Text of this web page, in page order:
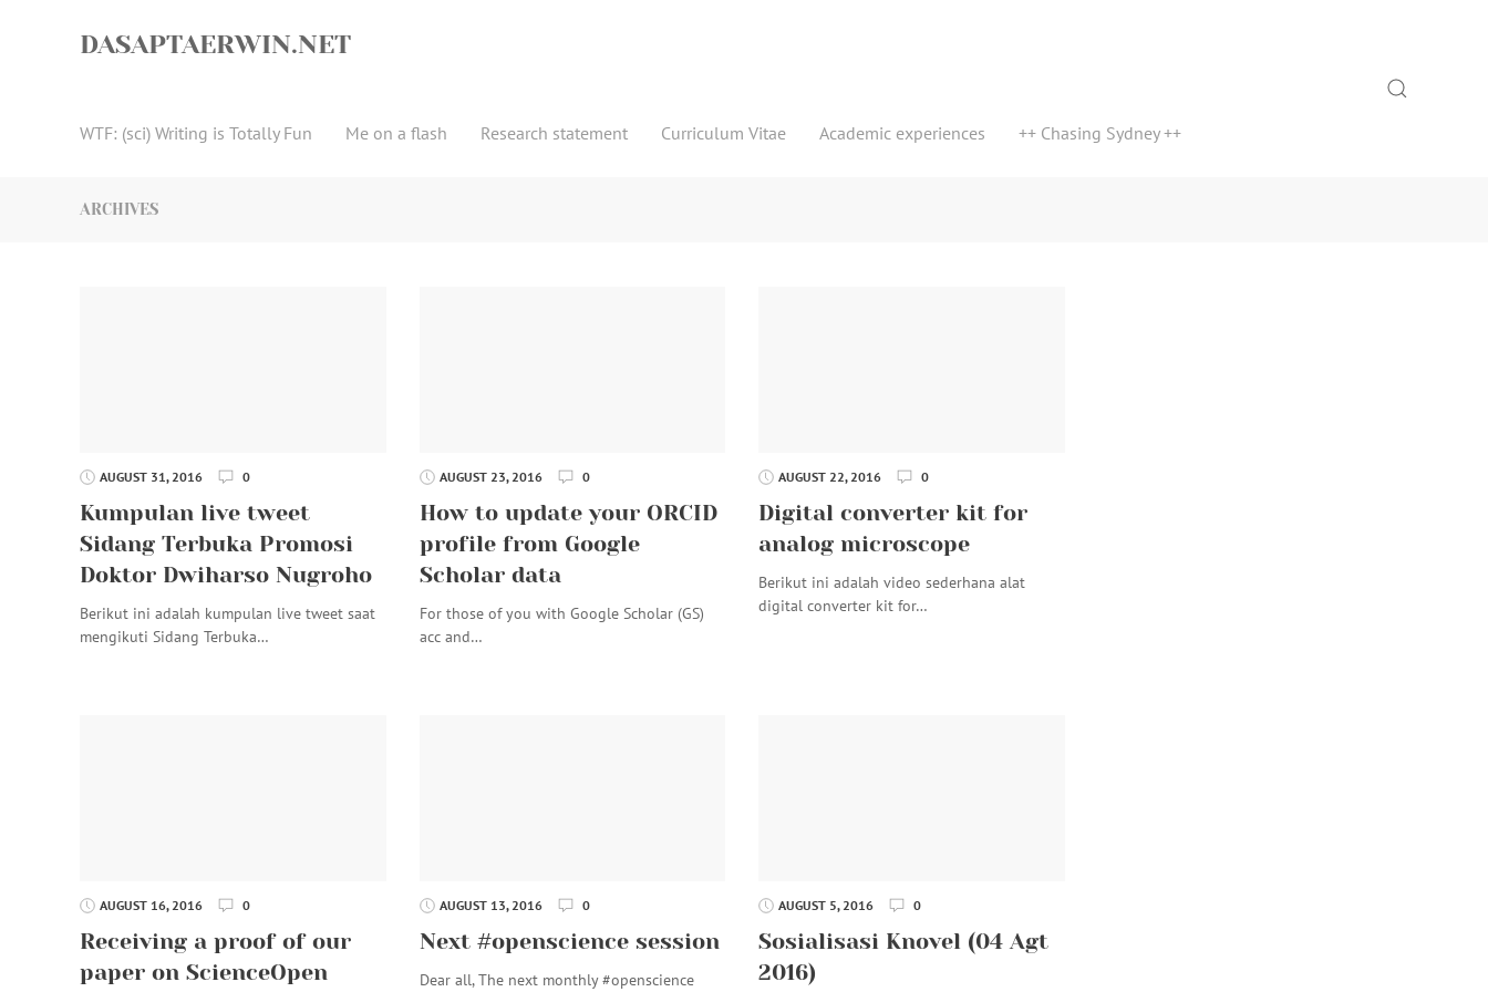
DASAPTAERWIN.NET
WTF: (sci) Writing is Totally Fun Me on a flash Research statement Curriculum Vitae Academic experiences ++ Chasing Sydney ++
Search
ARCHIVES
AUGUST 31, 2016 0
Kumpulan live tweet
Sidang Terbuka Promosi
Doktor Dwiharso Nugroho
Berikut ini adalah kumpulan live tweet saat
mengikuti Sidang Terbuka…
AUGUST 23, 2016 0
How to update your ORCID
profile from Google
Scholar data
For those of you with Google Scholar (GS)
acc and…
AUGUST 22, 2016 0
Digital converter kit for
analog microscope
Berikut ini adalah video sederhana alat
digital converter kit for…
AUGUST 16, 2016 0
Receiving a proof of our
paper on ScienceOpen
AUGUST 13, 2016 0
Next #openscience session
Dear all, The next monthly #openscience
AUGUST 5, 2016 0
Sosialisasi Knovel (04 Agt
2016)